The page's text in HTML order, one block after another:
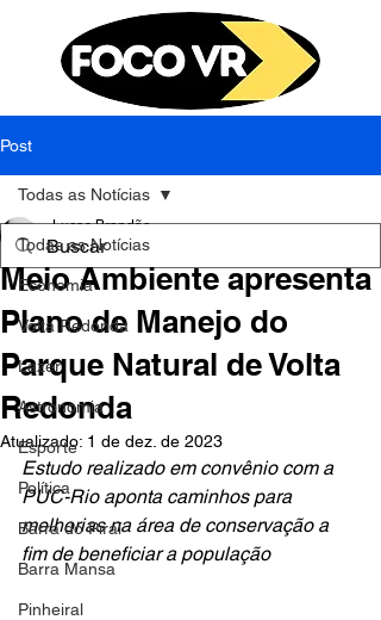
Post
Todas as Notícias
Economia
Volta Redonda
Lazer
Astronomia
Esporte
Política
Barra do Piraí
Barra Mansa
Pinheiral
Todas as Notícias
Meio Ambiente apresenta
Plano de Manejo do
Parque Natural de Volta
Redonda
Lucas Brandão
1 de dez. de 2023
Atualizado: 1 de dez. de 2023
Estudo realizado em convênio com a
PUC-Rio aponta caminhos para
melhorias na área de conservação a
fim de beneficiar a população